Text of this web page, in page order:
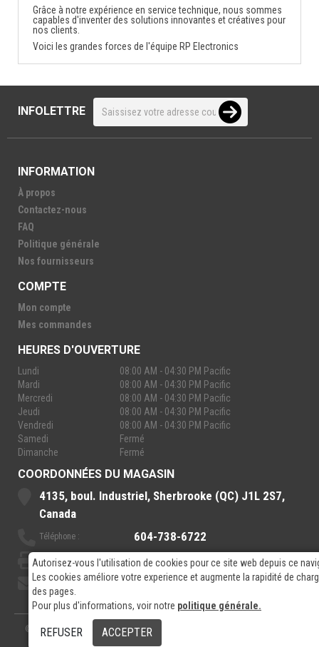
Autorisez-vous l'utilisation de cookies pour ce site web depuis ce
Les cookies améliore votre experience et augmente la rapidité de
des pages.
Pour plus d'informations, voir notre politique générale.
REFUSER ACCEPTER
Grâce à notre expérience en service technique, nous sommes
capables d'inventer des solutions innovantes et créatives pour
nos clients.
Voici les grandes forces de l'équipe RP Electronics
INFOLETTRE
INFORMATION
À propos
Contactez-nous
FAQ
Politique générale
Nos fournisseurs
© 2026- RP Electronics
COMPTE
Mon compte
Mes commandes
HEURES D'OUVERTURE
Lundi
08:00 AM - 04:30 PM Pacific
Mardi
08:00 AM - 04:30 PM Pacific
Mercredi
08:00 AM - 04:30 PM Pacific
Jeudi
08:00 AM - 04:30 PM Pacific
Vendredi
08:00 AM - 04:30 PM Pacific
Samedi
Fermé
Dimanche
Fermé
COORDONNÉES DU MAGASIN
4135, boul. Industriel, Sherbrooke (QC) J1L 2S7,
Canada
Téléphone : 604-738-6722
Sans-Frais : 888-921-7770
Courriel: sales@rpelectronics.com